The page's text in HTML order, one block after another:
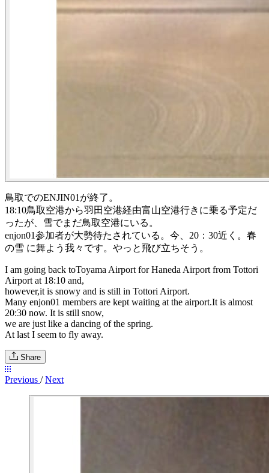
鳥取でのENJIN01が終了。
18:10鳥取空港から羽田空港経由富山空港行きに乗る予定だ
ったが、雪でまだ鳥取空港にいる。
enjon01参加者が大勢待たされている。今、20：30近く。春
の雪 に舞よう我々です。やっと飛び立ちそう。
I am going back toToyama Airport for Haneda Airport from Tottori
Airport at 18:10 and,
however,it is snowy and is still in Tottori Airport.
Many enjon01 members are kept waiting at the airport.It is almost
20:30 now. It is still snow,
we are just like a dancing of the spring.
At last I seem to fly away.
Share
Previous / Next